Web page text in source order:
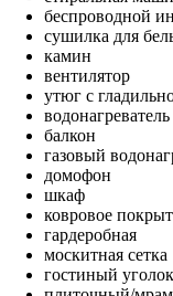
беспроводной
сушилка для
камин
вентилятор
утюг с
водонагреватель
балкон
газовый
домофон
шкаф
ковровое
гардеробная
москитная сетка
гостиный уголок